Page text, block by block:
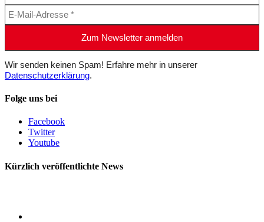
Wir senden keinen Spam! Erfahre mehr in unserer
Datenschutzerklärung.
Folge uns bei
Facebook
Twitter
Youtube
Kürzlich veröffentlichte News